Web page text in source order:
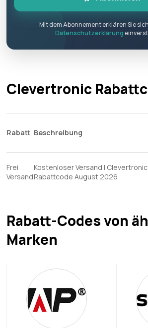
Mit dem Abonnement erklären Sie
Datenschutzerklärung
Clevertronic
Rabatt Beschreibung
Frei
Versand
Kostenloser Versand | Clevertronic
Rabattcode August 2026
Rabatt-Codes von
Marken